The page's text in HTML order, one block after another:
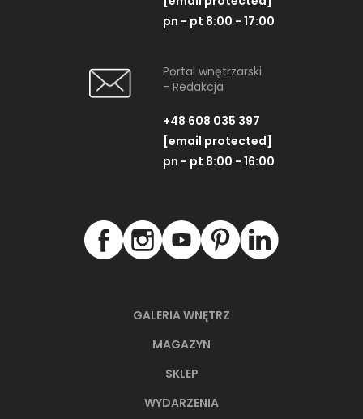
NAJNOWSZE ARTYKUŁY
GALERIA WNĘTRZ
MAGAZYN
SKLEP
WYDARZENIA
pn - pt 8:00 - 17:00
Portal wnętrzarski
- Redakcja
+48 608 035 397
[email protected]
pn - pt 8:00 - 16:00